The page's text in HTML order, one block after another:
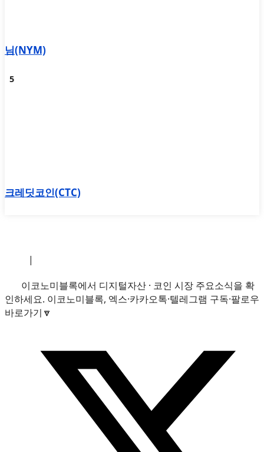
님(NYM)
크레딧코인(CTC)
|
이코노미블록에서 디지털자산 · 코인 시장 주요소식을 확
인하세요. 이코노미블록, 엑스·카카오톡·텔레그램 구독·팔로우
바로가기🔽